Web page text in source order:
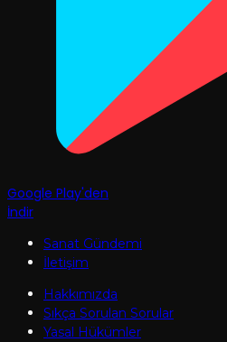
Google Play'den
İndir
Sanat Gündemi
İletişim
Hakkımızda
Sıkça Sorulan Sorular
Yasal Hükümler